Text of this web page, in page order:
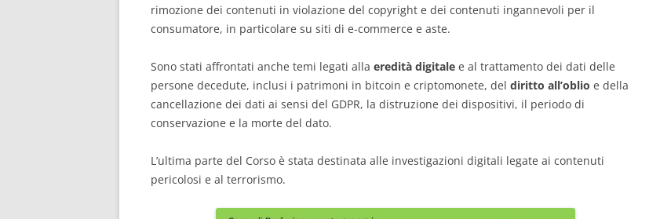
rimozione dei contenuti in violazione del copyright e dei contenuti ingannevoli per il
consumatore, in particolare su siti di e-commerce e aste.
Sono stati affrontati anche temi legati alla eredità digitale e al trattamento dei dati delle
persone decedute, inclusi i patrimoni in bitcoin e criptomonete, del diritto all’oblio e della
cancellazione dei dati ai sensi del GDPR, la distruzione dei dispositivi, il periodo di
conservazione e la morte del dato.
L’ultima parte del Corso è stata destinata alle investigazioni digitali legate ai contenuti
pericolosi e al terrorismo.